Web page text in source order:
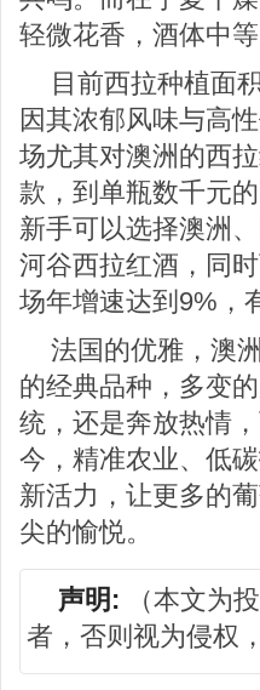
轻微花香，酒体中
目前西拉种植面
因其浓郁风味与高
场尤其对澳洲的西
款，到单瓶数千元
新手可以选择澳洲
河谷西拉红酒，同
场年增速达到9%，
法国的优雅，澳
的经典品种，多变
统，还是奔放热情
今，精准农业、低
新活力，让更多的
尖的愉悦。
声明:
（本文为
者，否则视为侵权